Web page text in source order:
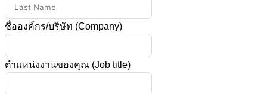
ชื่อองค์กร/บริษัท (Company)
ตำแหน่งงานของคุณ (Job title)